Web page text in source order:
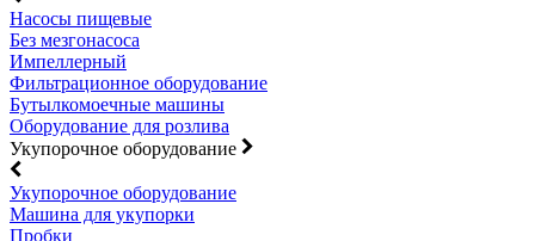
Насосы пищевые
Без мезгонасоса
Импеллерный
Фильтрационное оборудование
Бутылкомоечные машины
Оборудование для розлива
Укупорочное оборудование
Укупорочное оборудование
Машина для укупорки
Пробки